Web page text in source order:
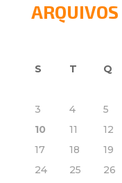
ARQUIVOS
S T Q
3
4 5
10
11 12
17
18 19
24
25 26